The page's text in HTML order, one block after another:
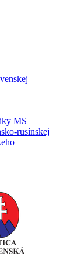
MS
rusínskej